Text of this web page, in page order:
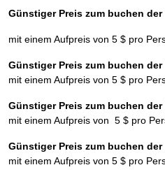
Günstiger Preis zum buchen
mit einem Aufpreis von 5 $ pro
Günstiger Preis zum buchen
mit einem Aufpreis von 5 $ pro
Günstiger Preis zum buchen
mit einem Aufpreis von 5 $ pro
Günstiger Preis zum buchen
mit einem Aufpreis von 5 $ pro